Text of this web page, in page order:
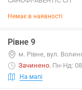
Немає в наявності
Рівне 9
м. Рівне, вул.
Зачинено. Пн-Нд:
На мапі